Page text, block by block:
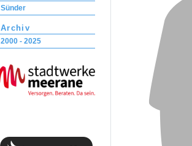
Sünder
Archiv
2000 - 2025